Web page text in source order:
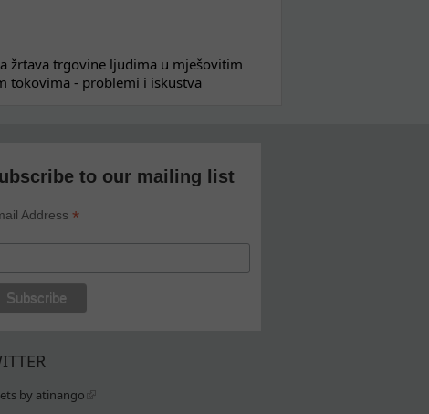
žrtava trgovine ljudima u mješovitim
tokovima - problemi i iskustva
to our mailing list
Address*
by atinango